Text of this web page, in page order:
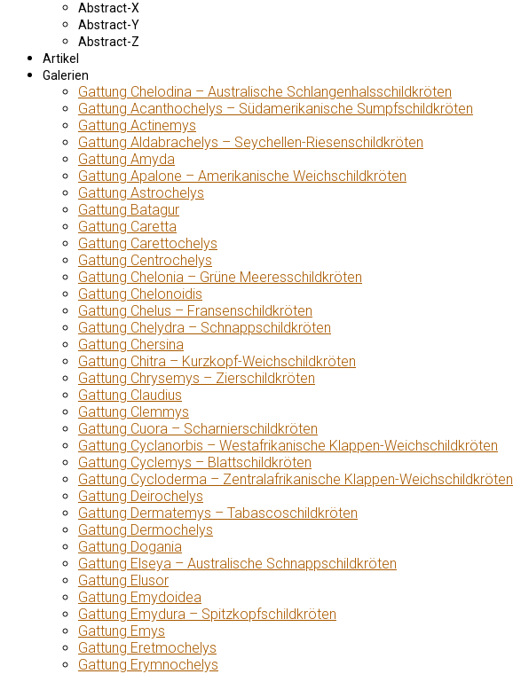
Abstract-X
Abstract-Y
Abstract-Z
Artikel
Galerien
Gattung Chelodina – Australische Schlangenhalsschildkröten
Gattung Acanthochelys – Südamerikanische Sumpfschildkröten
Gattung Actinemys
Gattung Aldabrachelys – Seychellen-Riesenschildkröten
Gattung Amyda
Gattung Apalone – Amerikanische Weichschildkröten
Gattung Astrochelys
Gattung Batagur
Gattung Caretta
Gattung Carettochelys
Gattung Centrochelys
Gattung Chelonia – Grüne Meeresschildkröten
Gattung Chelonoidis
Gattung Chelus – Fransenschildkröten
Gattung Chelydra – Schnappschildkröten
Gattung Chersina
Gattung Chitra – Kurzkopf-Weichschildkröten
Gattung Chrysemys – Zierschildkröten
Gattung Claudius
Gattung Clemmys
Gattung Cuora – Scharnierschildkröten
Gattung Cyclanorbis – Westafrikanische Klappen-Weichschildkröten
Gattung Cyclemys – Blattschildkröten
Gattung Cycloderma – Zentralafrikanische Klappen-Weichschildkröten
Gattung Deirochelys
Gattung Dermatemys – Tabascoschildkröten
Gattung Dermochelys
Gattung Dogania
Gattung Elseya – Australische Schnappschildkröten
Gattung Elusor
Gattung Emydoidea
Gattung Emydura – Spitzkopfschildkröten
Gattung Emys
Gattung Eretmochelys
Gattung Erymnochelys